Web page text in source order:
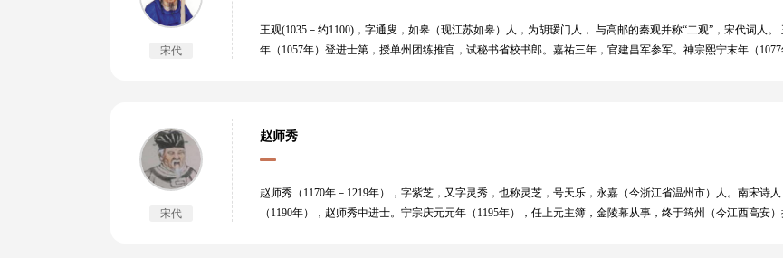
宋代
王观(1035－约1100)，字通叟，如皋（现江苏如皋）人，为胡瑗门人， 与高邮的秦观并称“二观”，宋代词人
年（1057年）登进士第，授单州团练推官，试秘书省校书郎。嘉祐三年，官建昌军参军。神宗熙宁末年（
谱》1卷，有《百川学海》本、《四库全书》本。
宋代
赵师秀
赵师秀（1170年－1219年），字紫芝，又字灵秀，也称灵芝，号天乐，永嘉（今浙江省温州市）人。南宋诗
（1190年），赵师秀中进士。宁宗庆元元年（1195年），任上元主簿，金陵幕从事，终于筠州（今江西高安